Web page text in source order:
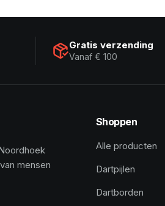
Gratis verzending
Vanaf € 100
mensen
Shoppen
Alle producten
Dartpijlen
Dartborden